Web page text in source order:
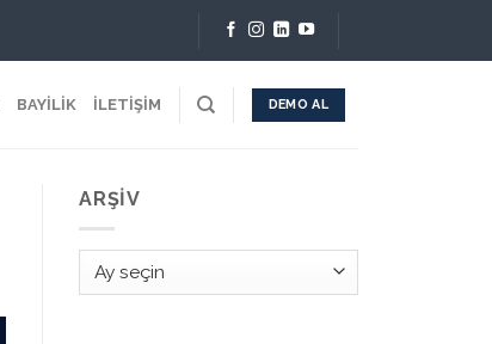
BAYİLİK İLETİŞİM DEMO AL
ARŞIV
Arşiv